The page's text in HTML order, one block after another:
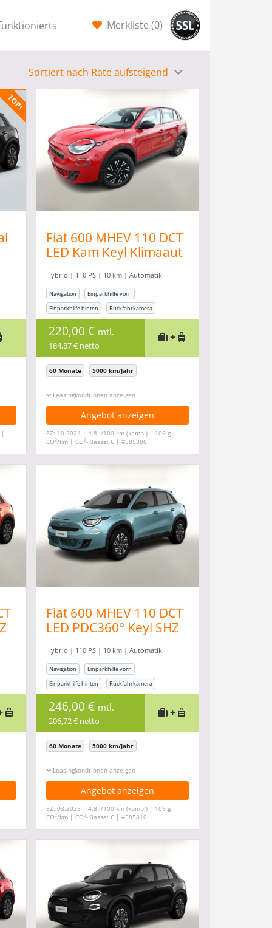
Merkliste (0)
Sortiert nach Rate aufsteigend
|
Fiat 600 MHEV 110 DCT
LED Kam Keyl Klimaaut
Hybrid | 110 PS | 10 km | Automatik
Navigation
Einparkhilfe vorn
Einparkhilfe hinten
Rückfahrkamera
220,00 € mtl.
184,87 € netto
+
60 Monate 5000 km/Jahr
Leasingkonditionen ein-/ausblenden
Angebot anzeigen
EZ: 10.2024 | 4,8 l/100 km (komb.) | 109 g
CO2/km | CO2-Klasse: C | #585386
Fiat 600 MHEV 110 DCT
LED PDC360° Keyl SHZ
Hybrid | 110 PS | 10 km | Automatik
Navigation
Einparkhilfe vorn
Einparkhilfe hinten
Rückfahrkamera
246,00 € mtl.
206,72 € netto
+
60 Monate 5000 km/Jahr
Leasingkonditionen ein-/ausblenden
Angebot anzeigen
EZ: 03.2025 | 4,8 l/100 km (komb.) | 109 g
CO2/km | CO2-Klasse: C | #585810